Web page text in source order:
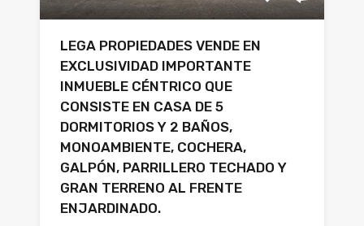
LEGA PROPIEDADES VENDE EN
EXCLUSIVIDAD IMPORTANTE
INMUEBLE CÉNTRICO QUE
CONSISTE EN CASA DE 5
DORMITORIOS Y 2 BAÑOS,
MONOAMBIENTE, COCHERA,
GALPÓN, PARRILLERO TECHADO Y
GRAN TERRENO AL FRENTE
ENJARDINADO.